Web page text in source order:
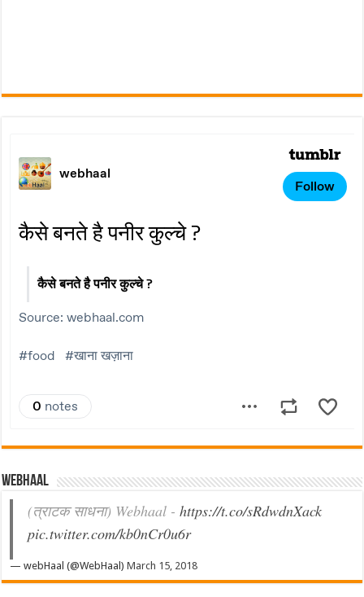
Webhaal
(त्राटक साधना) Webhaal -https://t.co/sRdwdnXack
pic.twitter.com/kb0nCr0u6r
— webHaal (@WebHaal)March 15, 2018